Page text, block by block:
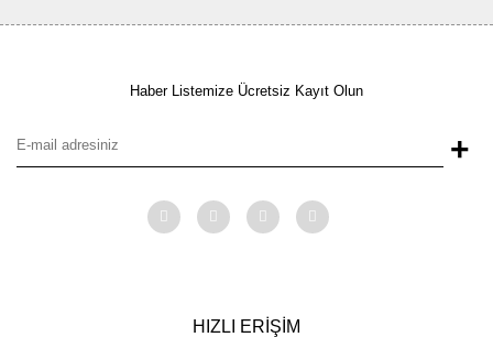
Haber Listemize Ücretsiz Kayıt Olun
+
HIZLI ERİŞİM